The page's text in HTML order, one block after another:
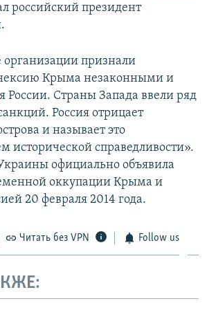
российский президент
признали
Крыма незаконными и
России. Страны Запада ввели ряд
Россия отрицает
и называет это
исторической справедливости».
официально объявила
оккупации Крыма и
20 февраля 2014 года.
Читать без VPN Follow us